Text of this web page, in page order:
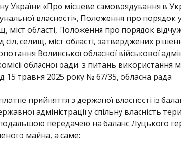
України «Про місцеве самоврядування в
власності», Положення про порядок
міст області, Положення про порядок
сіл, селищ, міст області, затверджених
Волинської обласної військової
обласної ради з питань використання
15 травня 2025 року № 67/35, обласна рада
прийняття з держаної власності із
адміністрації у спільну власність
подальшою передачею на баланс Луцького
майна, а саме: